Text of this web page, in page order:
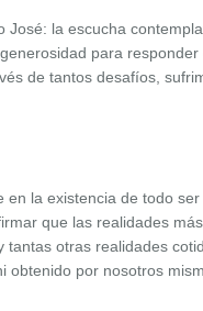
José: la escucha
para
de tantos desafíos,
en la existencia de todo
que las realidades
tantas otras realidades
obtenido por nosotros